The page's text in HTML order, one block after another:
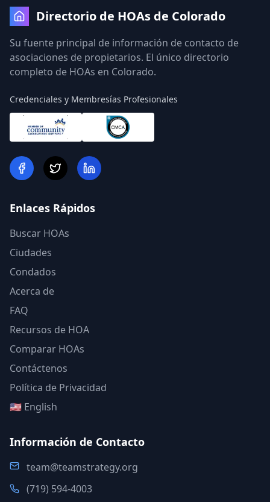
Directorio de HOAs de Colorado
Su fuente principal de información de contacto de
asociaciones de propietarios. El único directorio
completo de HOAs en Colorado.
Credenciales y Membresías Profesionales
Enlaces Rápidos
Buscar HOAs
Ciudades
Condados
Acerca de
FAQ
Recursos de HOA
Comparar HOAs
Contáctenos
Política de Privacidad
🇺🇸 English
Información de Contacto
team@teamstrategy.org
(719) 594-4003